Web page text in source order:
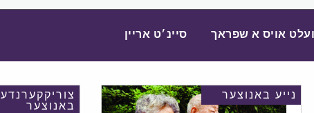
וועלט אויס א שפראך סיינ׳ט אריין
צוריקקערנדע
באנוצער
נייע באנוצער